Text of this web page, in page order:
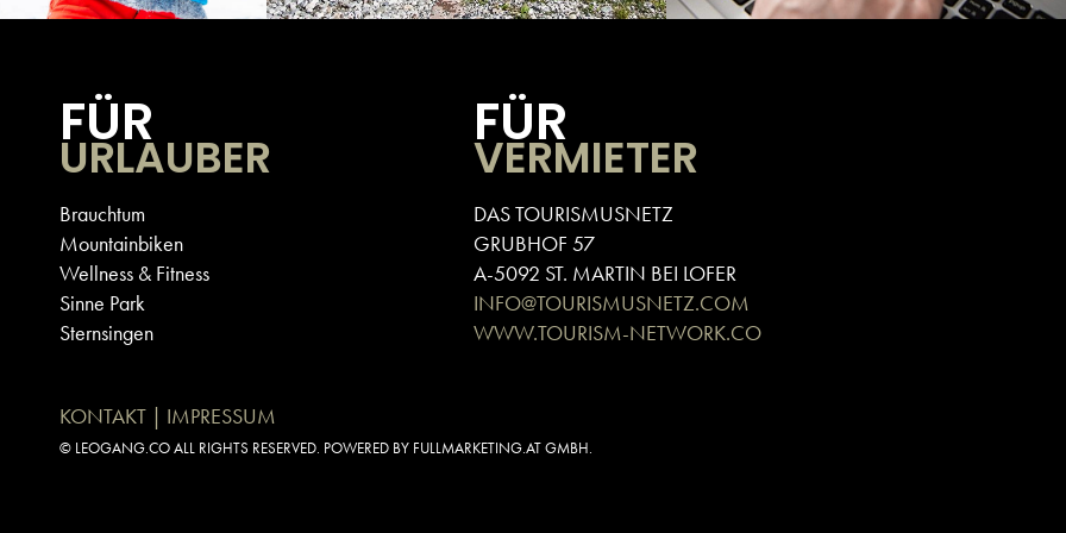
FÜR
URLAUBER
Brauchtum
Mountainbiken
Wellness & Fitness
Sinne Park
Sternsingen
FÜR
VERMIETER
DAS TOURISMUSNETZ
GRUBHOF 57
A-5092 ST. MARTIN BEI LOFER
INFO@TOURISMUSNETZ.COM
WWW.TOURISM-NETWORK.CO
KONTAKT | IMPRESSUM
© LEOGANG.CO ALL RIGHTS RESERVED. POWERED BY FULLMARKETING.AT GMBH.